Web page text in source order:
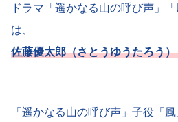
ドラマ「遥かなる山の呼び声」
は、
佐藤優太郎（さとうゆうたろう
「遥かなる山の呼び声」子役「